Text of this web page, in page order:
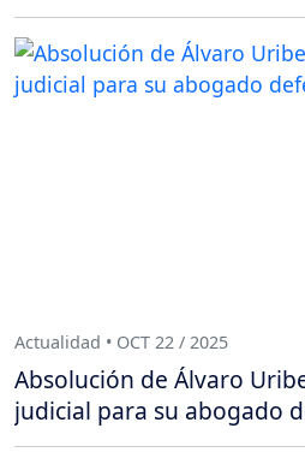
Actualidad • OCT 22 / 2025
Absolución de Álvaro
judicial para su abogado